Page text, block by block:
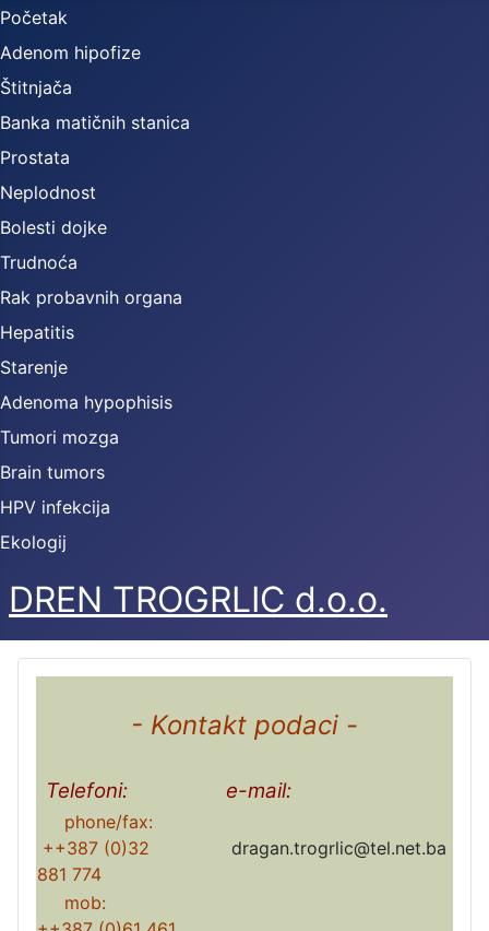
Početak
Adenom hipofize
Štitnjača
Banka matičnih stanica
Prostata
Neplodnost
Bolesti dojke
Trudnoća
Rak probavnih organa
Hepatitis
Starenje
Adenoma hypophisis
Tumori mozga
Brain tumors
HPV infekcija
Ekologij
DREN TROGRLIC d.o.o.
- Kontakt podaci -
Telefoni: e-mail:
phone/fax:
++387 (0)32
881 774
dragan.trogrlic@tel.net.ba
mob: